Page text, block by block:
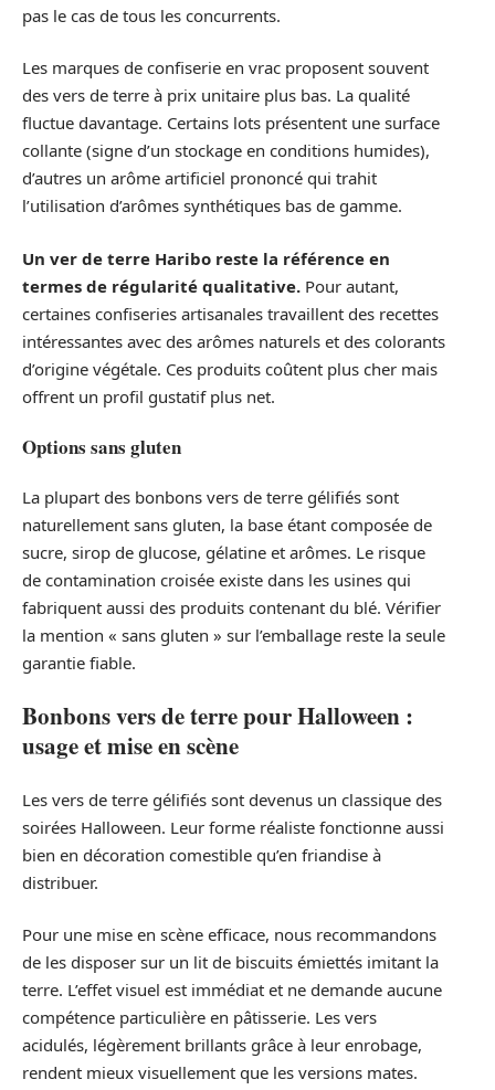
pas le cas de tous les concurrents.
Les marques de confiserie en vrac proposent souvent
des vers de terre à prix unitaire plus bas. La qualité
fluctue davantage. Certains lots présentent une surface
collante (signe d’un stockage en conditions humides),
d’autres un arôme artificiel prononcé qui trahit
l’utilisation d’arômes synthétiques bas de gamme.
Un ver de terre Haribo reste la référence en
termes de régularité qualitative. Pour autant,
certaines confiseries artisanales travaillent des recettes
intéressantes avec des arômes naturels et des colorants
d’origine végétale. Ces produits coûtent plus cher mais
offrent un profil gustatif plus net.
Options sans gluten
La plupart des bonbons vers de terre gélifiés sont
naturellement sans gluten, la base étant composée de
sucre, sirop de glucose, gélatine et arômes. Le risque
de contamination croisée existe dans les usines qui
fabriquent aussi des produits contenant du blé. Vérifier
la mention « sans gluten » sur l’emballage reste la seule
garantie fiable.
Bonbons vers de terre pour Halloween :
usage et mise en scène
Les vers de terre gélifiés sont devenus un classique des
soirées Halloween. Leur forme réaliste fonctionne aussi
bien en décoration comestible qu’en friandise à
distribuer.
Pour une mise en scène efficace, nous recommandons
de les disposer sur un lit de biscuits émiettés imitant la
terre. L’effet visuel est immédiat et ne demande aucune
compétence particulière en pâtisserie. Les vers
acidulés, légèrement brillants grâce à leur enrobage,
rendent mieux visuellement que les versions mates.